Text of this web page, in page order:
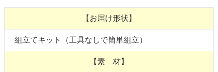
【お届け形状】
組立てキット（工具なしで簡単組立）
【素 材】